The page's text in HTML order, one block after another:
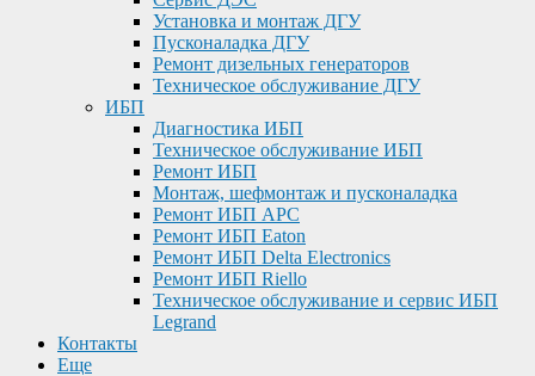
Установка и монтаж ДГУ
Пусконаладка ДГУ
Ремонт дизельных генераторов
Техническое обслуживание ДГУ
ИБП
Диагностика ИБП
Техническое обслуживание ИБП
Ремонт ИБП
Монтаж, шефмонтаж и пусконаладка
Ремонт ИБП APC
Ремонт ИБП Eaton
Ремонт ИБП Delta Electronics
Ремонт ИБП Riello
Техническое обслуживание и сервис ИБП
Legrand
Контакты
Еще